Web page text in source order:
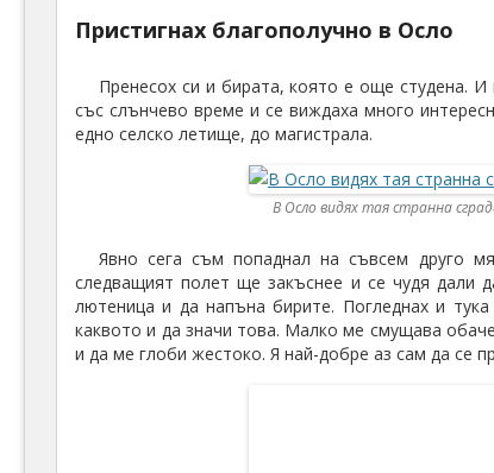
Пристигнах благополучно в Осло
Пренесох си и бирата, която е още студена.
със слънчево време и се виждаха много
едно селско летище, до магистрала.
В Осло видях тая странна
Явно сега съм попаднал на съвсем друго
следващият полет ще закъснее и се чудя дали
лютеница и да напъна бирите. Погледнах и
каквото и да значи това. Малко ме смущава
и да ме глоби жестоко. Я най-добре аз сам да се